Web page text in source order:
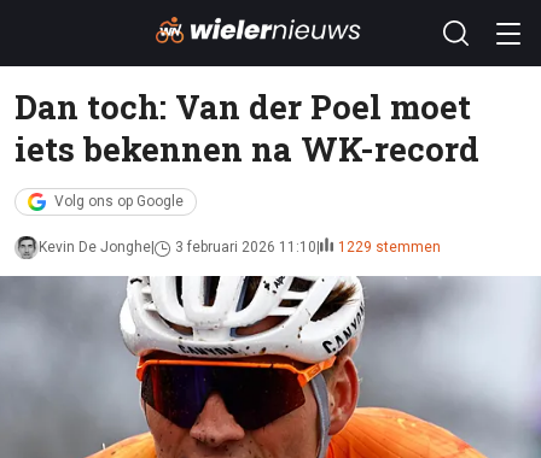
Dan toch: Van der Poel moet
iets bekennen na WK-record
Volg ons op Google
Kevin De Jonghe 3 februari 2026 11:10 1229 stemmen